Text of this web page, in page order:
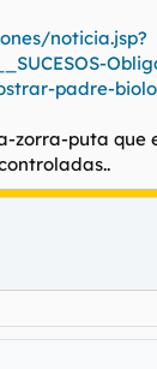
noticia.jsp?
padre-
zorra-puta que